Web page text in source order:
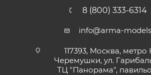
8 (800) 333-6314
info@arma-
117393, Москва,
Черемушки, ул.
ТЦ "Панорама",